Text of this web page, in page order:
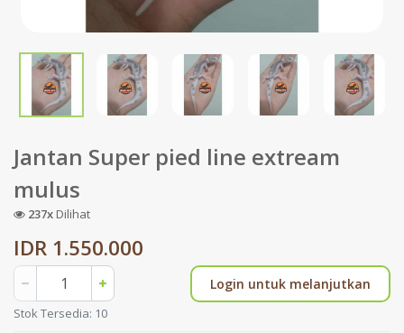
Jantan Super pied line extream
mulus
237x Dilihat
IDR 1.550.000
Stok Tersedia: 10
Login untuk melanjutkan